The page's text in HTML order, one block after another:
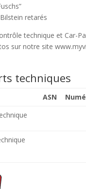
retarés
technique et Car-
sur notre site
techniques
ASN